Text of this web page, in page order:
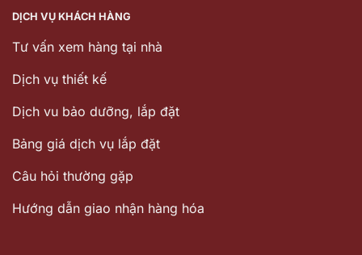
DỊCH VỤ KHÁCH HÀNG
Tư vấn xem hàng tại nhà
Dịch vụ thiết kế
Dịch vu bảo dưỡng, lắp đặt
Bảng giá dịch vụ lắp đặt
Câu hỏi thường gặp
Hướng dẫn giao nhận hàng hóa